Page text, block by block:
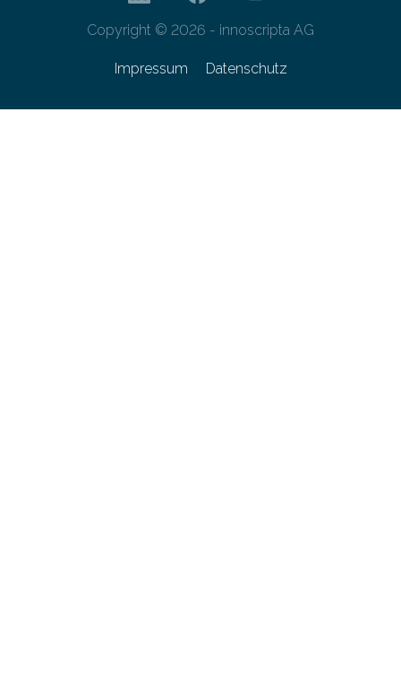
Copyright © 2026 - innoscripta AG
Impressum Datenschutz